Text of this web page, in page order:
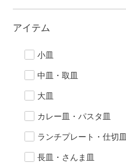
アイテム
小皿
中皿・取皿
大皿
カレー皿・パスタ皿
ランチプレート・仕切皿
長皿・さんま皿